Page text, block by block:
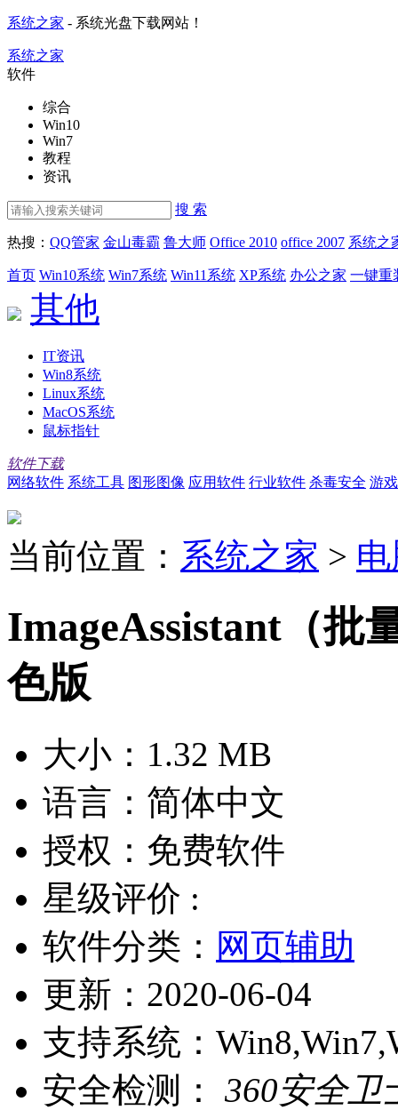
系统之家 - 系统光盘下载网站！
系统之家
软件
综合
Win10
Win7
教程
资讯
搜 索
热搜： QQ管家 金山毒霸 鲁大师 Office 2010 office 2007 系统之
首页 Win10系统 Win7系统 Win11系统 XP系统 办公之家 一键重
其他
IT资讯
Win8系统
Linux系统
MacOS系统
鼠标指针
软件下载
网络软件 系统工具 图形图像 应用软件 行业软件 杀毒安全 游
当前位置： 系统之家 >
ImageAssistant（批
色版
大小： 1.32 MB
语言： 简体中文
授权： 免费软件
星级评价 :
软件分类： 网页辅助
更新： 2020-06-04
支持系统：
安全检测：
360安全卫